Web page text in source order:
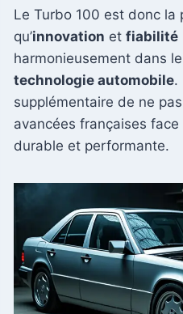
Le Turbo 100 est donc la
qu’innovation et fiabilité
harmonieusement dans
technologie automobile.
supplémentaire de ne
avancées françaises
durable et performante.